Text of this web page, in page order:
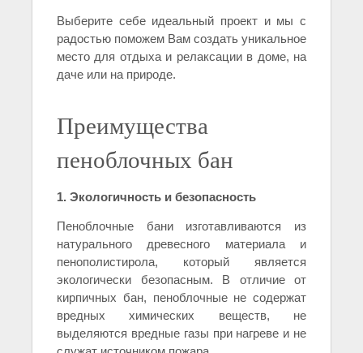
Выберите себе идеальный проект и мы с
радостью поможем Вам создать уникальное
место для отдыха и релаксации в доме, на
даче или на природе.
Преимущества
пеноблочных бан
1. Экологичность и безопасность
Пеноблочные бани изготавливаются из
натурального древесного материала и
пенополистирола, который является
экологически безопасным. В отличие от
кирпичных бан, пеноблочные не содержат
вредных химических веществ, не
выделяются вредные газы при нагреве и не